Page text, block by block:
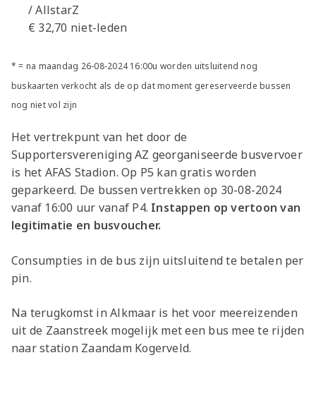
/ AllstarZ
€ 32,70 niet-leden
* = na maandag 26-08-2024 16:00u worden uitsluitend nog
buskaarten verkocht als de op dat moment gereserveerde bussen
nog niet vol zijn
Het vertrekpunt van het door de
Supportersvereniging AZ georganiseerde busvervoer
is het AFAS Stadion. Op P5 kan gratis worden
geparkeerd. De bussen vertrekken op 30-08-2024
vanaf 16:00 uur vanaf P4. Instappen op vertoon van
legitimatie en busvoucher.
Consumpties in de bus zijn uitsluitend te betalen per
pin.
Na terugkomst in Alkmaar is het voor meereizenden
uit de Zaanstreek mogelijk met een bus mee te rijden
naar station Zaandam Kogerveld.